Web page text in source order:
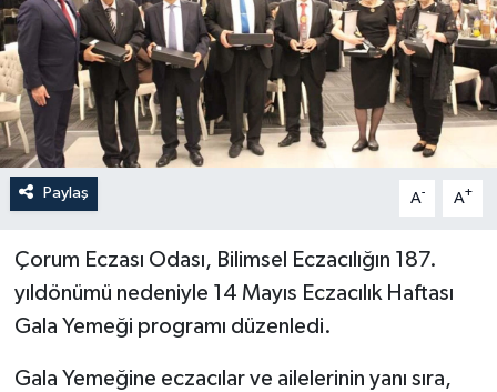
Paylaş A- A+
Çorum Eczası Odası, Bilimsel Eczacılığın 187.
yıldönümü nedeniyle 14 Mayıs Eczacılık Haftası
Gala Yemeği programı düzenledi.
Gala Yemeğine eczacılar ve ailelerinin yanı sıra,
OTOPARK
TEKNOLOJİ